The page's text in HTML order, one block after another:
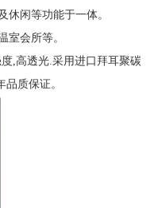
休闲等功能于一体。
室会所等。
,高透光.采用进口拜耳聚碳
质保证。